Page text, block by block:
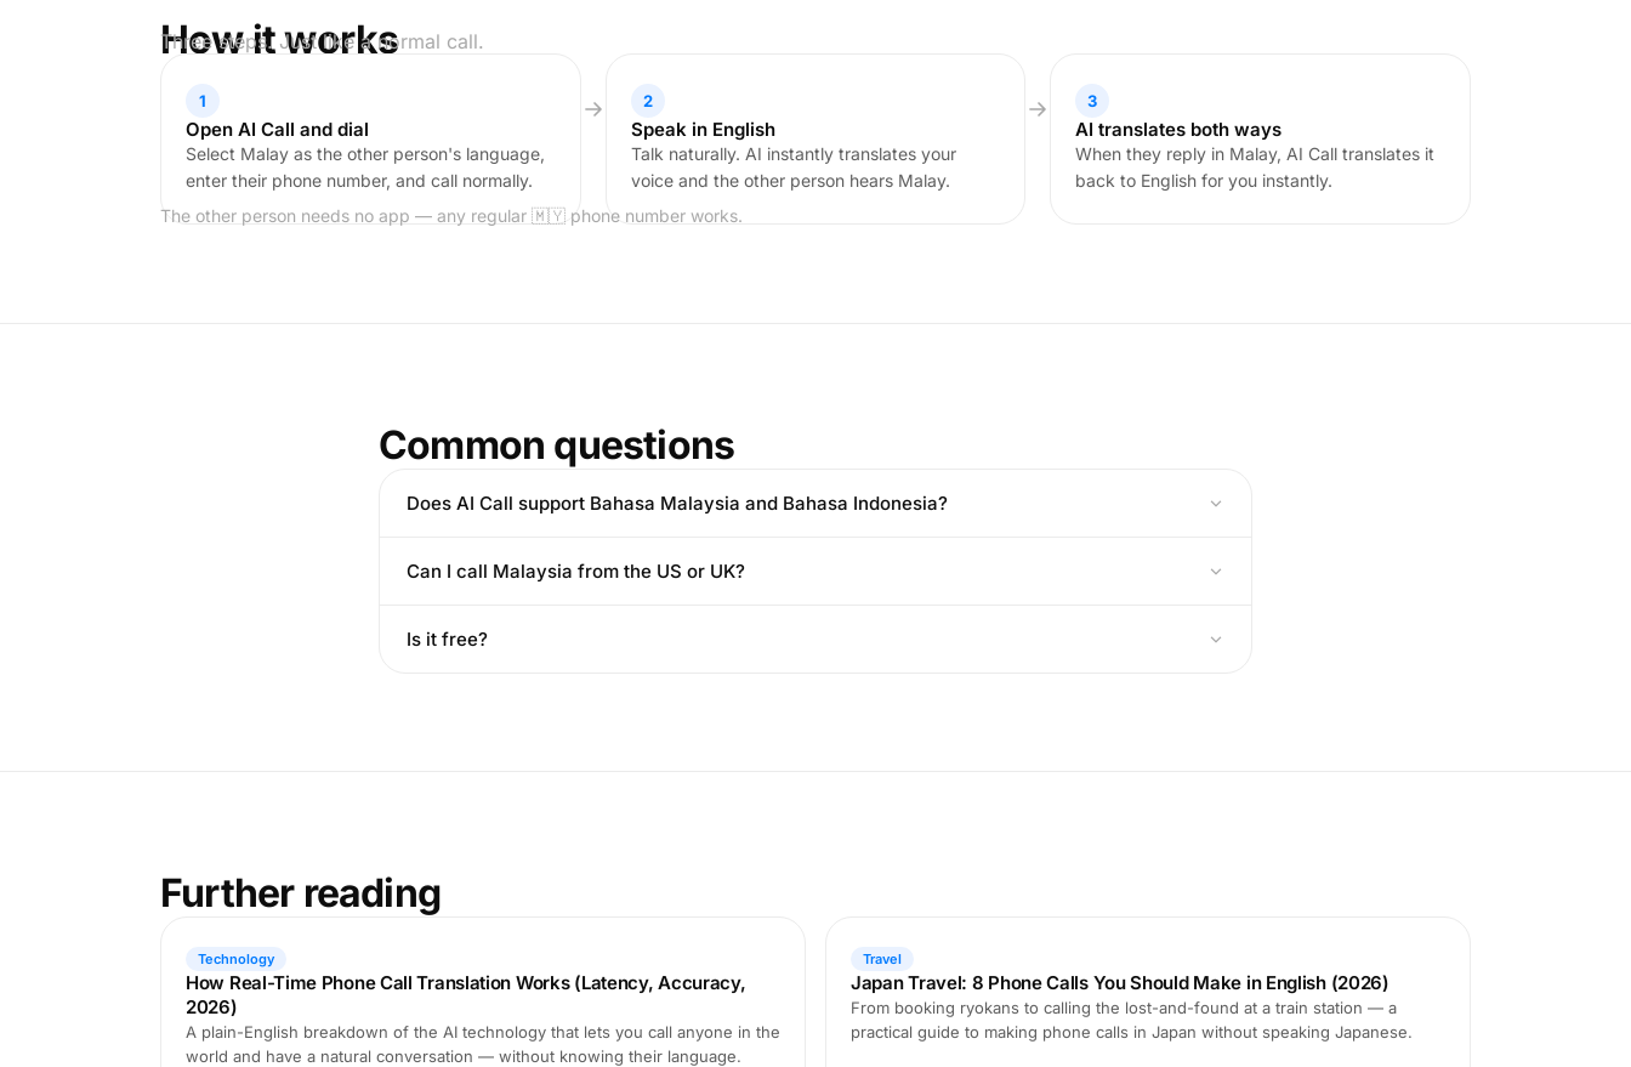
How it works
Three steps. Just like a normal call.
1
Open AI Call and dial
Select Malay as the other person's language,
enter their phone number, and call normally.
2
Speak in English
Talk naturally. AI instantly translates your
voice and the other person hears Malay.
3
AI translates both ways
When they reply in Malay, AI Call translates it
back to English for you instantly.
The other person needs no app — any regular 🇲🇾 phone number works.
Common questions
Does AI Call support Bahasa Malaysia and Bahasa Indonesia?
Can I call Malaysia from the US or UK?
Is it free?
Further reading
Technology
How Real-Time Phone Call Translation Works (Latency, Accuracy,
2026)
A plain-English breakdown of the AI technology that lets you call anyone in the
world and have a natural conversation — without knowing their language.
Travel
Japan Travel: 8 Phone Calls You Should Make in English (2026)
From booking ryokans to calling the lost-and-found at a train station — a
practical guide to making phone calls in Japan without speaking Japanese.